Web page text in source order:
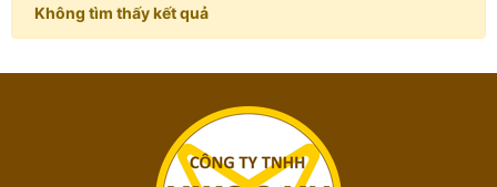
Không tìm thấy kết quả